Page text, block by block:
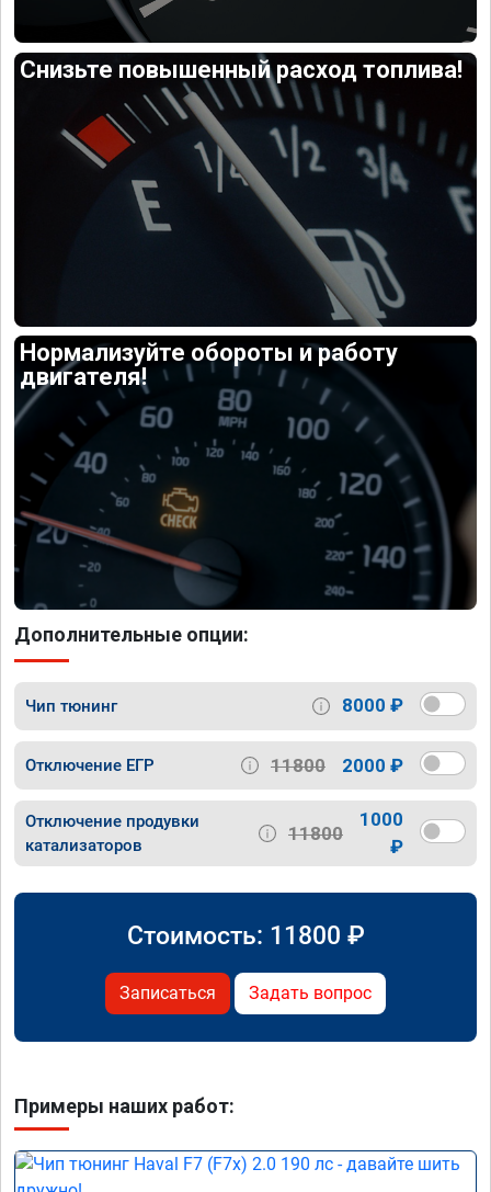
Снизьте повышенный расход топлива!
Нормализуйте обороты и работу
двигателя!
Дополнительные опции:
Чип тюнинг 8000 ₽
Отключение ЕГР 11800 2000 ₽
Отключение продувки
катализаторов
11800
1000
₽
Стоимость: 11800 ₽
Записаться Задать вопрос
Примеры наших работ: